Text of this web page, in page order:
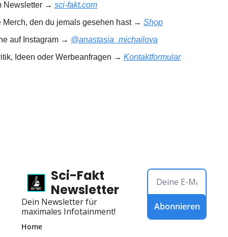
Newsletter → sci-fakt.com
den du jemals gesehen hast → Shop
auf Instagram → @anastasia_michailova
Ideen oder Werbeanfragen → Kontaktformular
Sci-Fakt
Newsletter
Dein Newsletter für
maximales Infotainment!
Abonnieren
Home